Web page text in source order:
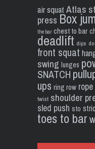
air squat Atlas
press Box
the bar chest to bar
deadlift dips
front squat
swing lunges
SNATCH
ups ring row
twist shoulder
sled push sto
toes to bar